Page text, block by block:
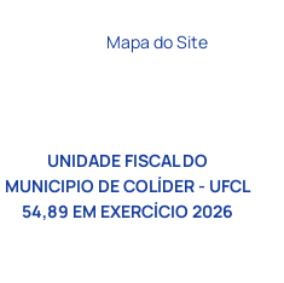
deMapa do Site
UNIDADE FISCAL DO
MUNICIPIO DE COLÍDER - UFCL
54,89 EM EXERCÍCIO 2026